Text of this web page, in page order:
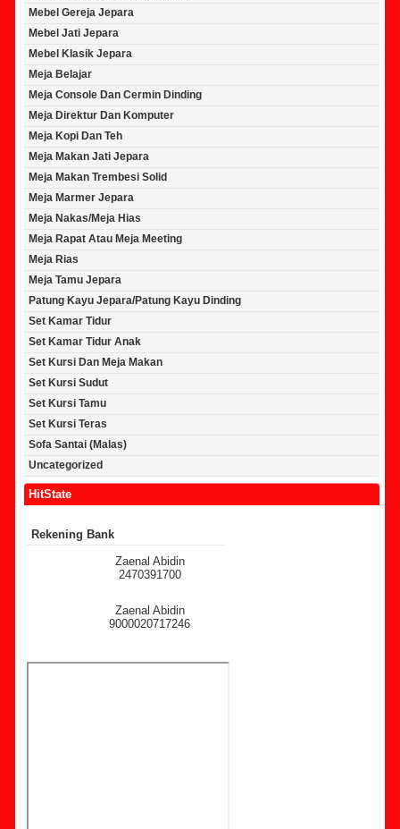
Mebel Gereja Jepara
Mebel Jati Jepara
Mebel Klasik Jepara
Meja Belajar
Meja Console Dan Cermin Dinding
Meja Direktur Dan Komputer
Meja Kopi Dan Teh
Meja Makan Jati Jepara
Meja Makan Trembesi Solid
Meja Marmer Jepara
Meja Nakas/Meja Hias
Meja Rapat Atau Meja Meeting
Meja Rias
Meja Tamu Jepara
Patung Kayu Jepara/Patung Kayu Dinding
Set Kamar Tidur
Set Kamar Tidur Anak
Set Kursi Dan Meja Makan
Set Kursi Sudut
Set Kursi Tamu
Set Kursi Teras
Sofa Santai (Malas)
Uncategorized
HitState
Rekening Bank
Zaenal Abidin
2470391700
Zaenal Abidin
9000020717246